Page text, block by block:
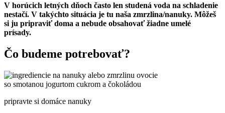
V horúcich letných dňoch často len studená voda na schladenie
nestačí. V takýchto situácia je tu naša zmrzlina/nanuky. Môžeš
si ju pripraviť doma a nebude obsahovať žiadne umelé
prísady.
Čo budeme potrebovať?
pripravte si domáce nanuky